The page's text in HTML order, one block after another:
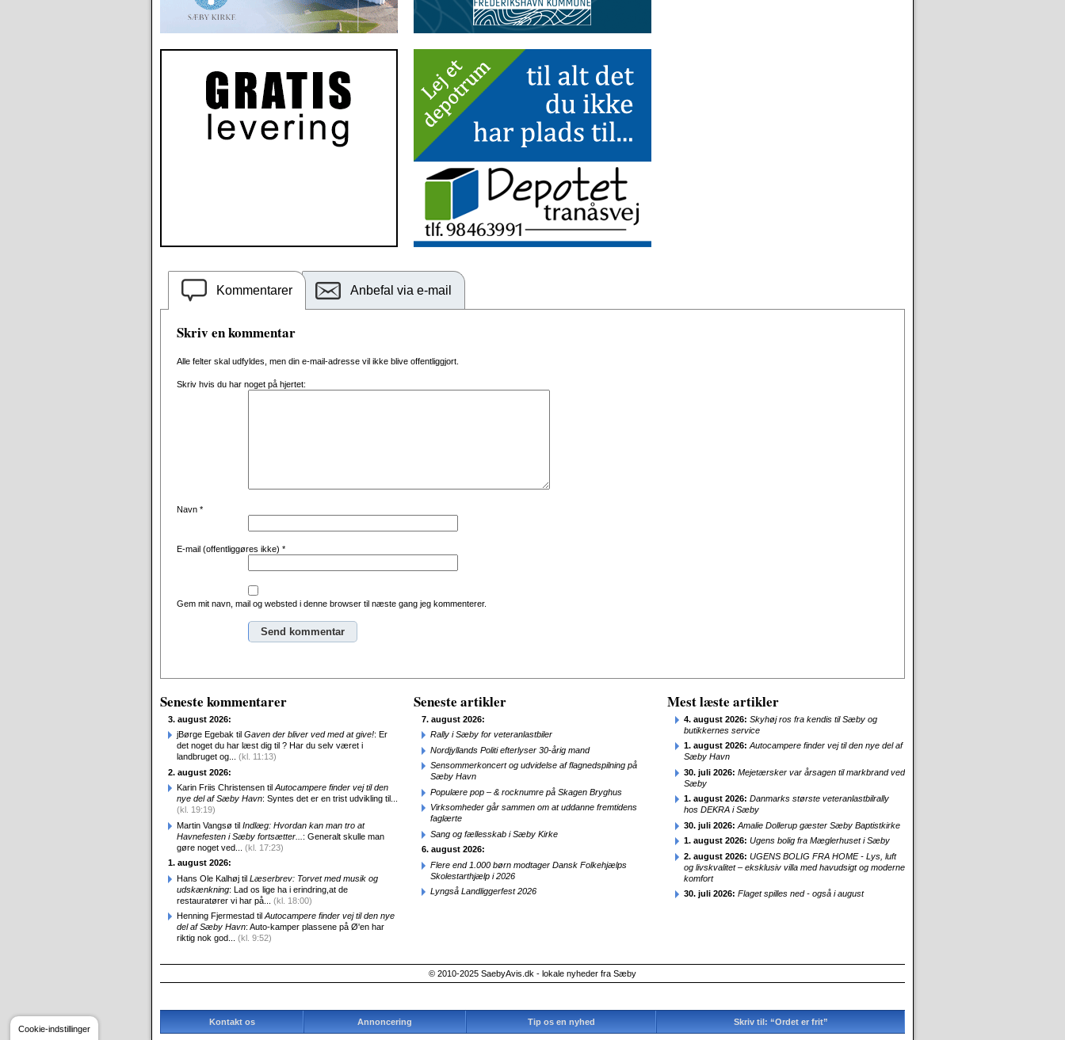
Kommentarer Anbefal via e-mail
Skriv en kommentar
Alle felter skal udfyldes, men din e-mail-adresse vil ikke blive offentliggjort.
Skriv hvis du har noget på hjertet:
Navn *
E-mail (offentliggøres ikke) *
Gem mit navn, mail og websted i denne browser til næste gang jeg kommenterer.
Seneste kommentarer
3. august 2026:
jBørge Egebak til Gaven der bliver ved med at give!: Er
det noget du har læst dig til ? Har du selv været i
landbruget og... (kl. 11:13)
2. august 2026:
Karin Friis Christensen til Autocampere finder vej til den
nye del af Sæby Havn: Syntes det er en trist udvikling til...
(kl. 19:19)
Martin Vangsø til Indlæg: Hvordan kan man tro at
Havnefesten i Sæby fortsætter... : Generalt skulle man
gøre noget ved... (kl. 17:23)
1. august 2026:
Hans Ole Kalhøj til Læserbrev: Torvet med musik og
udskænkning: Lad os lige ha i erindring,at de
restauratører vi har på... (kl. 18:00)
Henning Fjermestad til Autocampere finder vej til den nye
del af Sæby Havn: Auto-kamper plassene på Ø'en har
riktig nok god... (kl. 9:52)
Seneste artikler
7. august 2026:
Rally i Sæby for veteranlastbiler
Nordjyllands Politi efterlyser 30-årig mand
Sensommerkoncert og udvidelse af flagnedspilning på
Sæby Havn
Populære pop – & rocknumre på Skagen Bryghus
Virksomheder går sammen om at uddanne fremtidens
faglærte
Sang og fællesskab i Sæby Kirke
6. august 2026:
Flere end 1.000 børn modtager Dansk Folkehjælps
Skolestarthjælp i 2026
Lyngså Landliggerfest 2026
Mest læste artikler
4. august 2026: Skyhøj ros fra kendis til Sæby og
butikkernes service
1. august 2026: Autocampere finder vej til den nye del af
Sæby Havn
30. juli 2026: Mejetærsker var årsagen til markbrand ved
Sæby
1. august 2026: Danmarks største veteranlastbilrally
hos DEKRA i Sæby
30. juli 2026: Amalie Dollerup gæster Sæby Baptistkirke
1. august 2026: Ugens bolig fra Mæglerhuset i Sæby
2. august 2026: UGENS BOLIG FRA HOME - Lys, luft
og livskvalitet – eksklusiv villa med havudsigt og moderne
komfort
30. juli 2026: Flaget spilles ned - også i august
© 2010-2025 SaebyAvis.dk - lokale nyheder fra Sæby
Kontakt os Annoncering Tip os en nyhed Skriv til: “Ordet er frit”
Cookie-indstillinger